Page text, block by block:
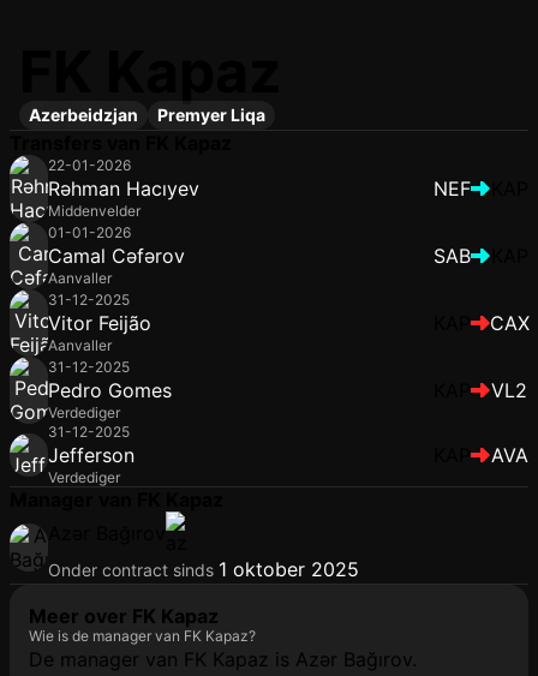
Azerbeidzjan Premyer Liqa
22-01-2026
Rəhman Hacıyev
Middenvelder
NEF
01-01-2026
Camal Cəfərov
Aanvaller
SAB
31-12-2025
Vitor Feijão
Aanvaller
CAX
31-12-2025
Pedro Gomes
Verdediger
VL2
31-12-2025
Jefferson
Verdediger
AVA
Onder contract sinds 1 oktober 2025
Meer over FK Kapaz
Wie is de manager van FK Kapaz?
De manager van FK Kapaz is Azər Bağırov.